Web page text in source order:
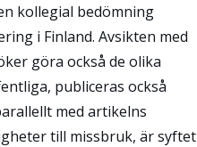
kollegial bedömning
i Finland. Avsikten med
göra också de olika
publiceras också
med artikelns
till missbruk, är syftet